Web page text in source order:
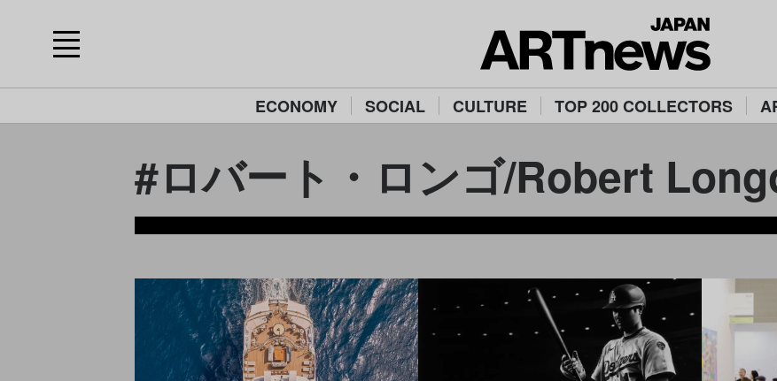
ECONOMY SOCIAL CULTURE TOP 200 COLLECTORS
#ロバート・ロンゴ/Robert